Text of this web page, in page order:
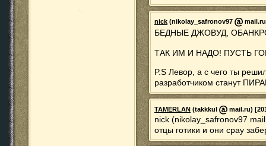
nick (nikolay_safronov97
БЕДНЫЕ ДЖОВУД,
ТАК ИМ И НАДО! ПУСТЬ
P.S Левор, а с чего ты
разработчиком станут
TAMERLAN (takkkul mail.ru)
nick (nikolay_safronov97
отцы готики и они срау